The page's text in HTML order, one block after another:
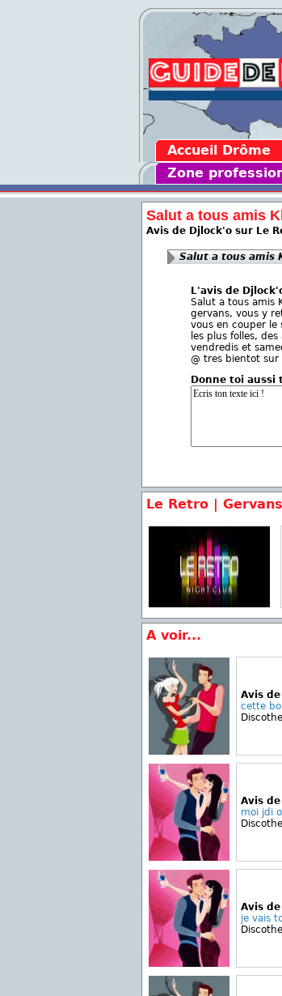
Accueil Drôme
Zone
Salut a tous amis
Avis de Djlock'o sur Le
Salut a tous amis
L'avis de
Salut a tous amis
gervans, vous y
vous en couper le
les plus folles,
vendredis et
@ tres bientot sur
Donne toi aussi
Le Retro | Gervans
A voir...
Avis
cette
Avis
moi jdi
Avis
je vais